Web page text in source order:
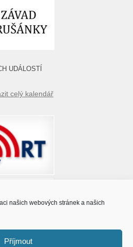
našich webových stránek a našich
Příjmout
UDÁLOSTÍ
celý kalendář